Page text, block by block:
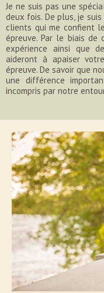
Je ne suis pas une
deux fois. De plus, je
clients qui me confient
épreuve. Par le biais de
expérience ainsi que
aideront à apaiser
épreuve. De savoir que
une différence
incompris par notre